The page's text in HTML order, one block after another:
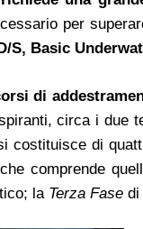
per
S, Basic
di
circa i due
costituisce di
comprende
la Terza Fase di